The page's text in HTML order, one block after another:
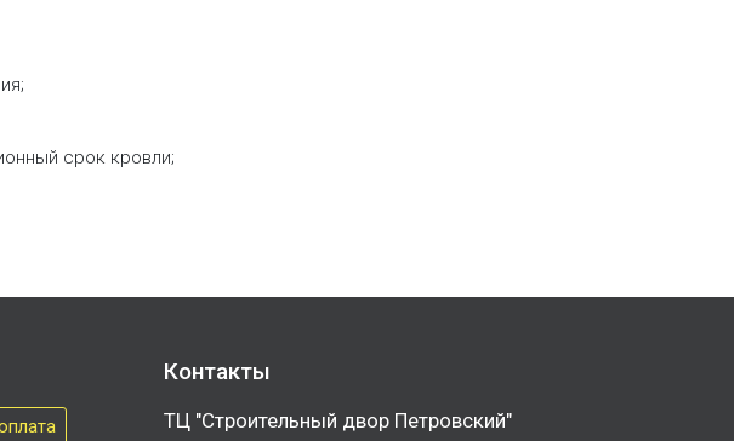
срок кровли;
Контакты
ТЦ "Строительный двор Петровский"